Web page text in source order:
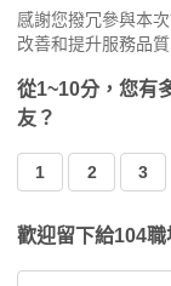
感謝您撥冗參與本
改善和提升服務品質
從1~10分，您有
友？
1 2 3
歡迎留下給104